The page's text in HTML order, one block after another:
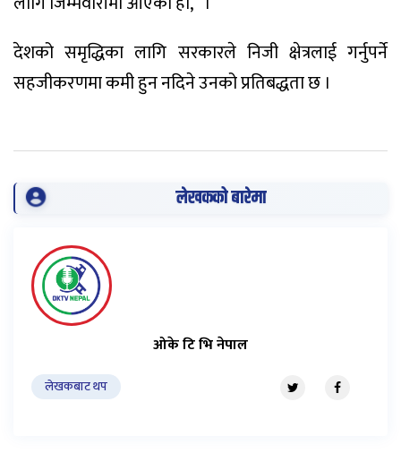
देशको समृद्धिका लागि सरकारले निजी क्षेत्रलाई गर्नुपर्ने
सहजीकरणमा कमी हुन नदिने उनको प्रतिबद्धता छ ।
लेखकको बारेमा
ओके टि भि नेपाल
लेखकबाट थप